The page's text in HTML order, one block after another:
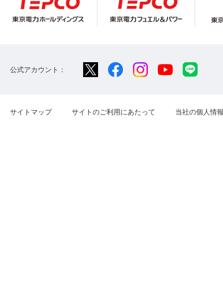
公式アカウント：
サイトマップ サイトのご利用にあたって 当社の個人情